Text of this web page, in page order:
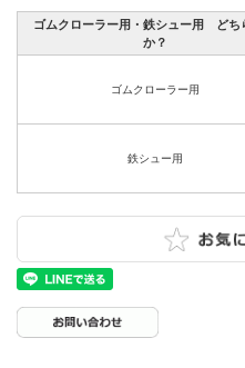
ゴムクローラー用・鉄シュー用 どち
か？
ゴムクローラー用
鉄シュー用